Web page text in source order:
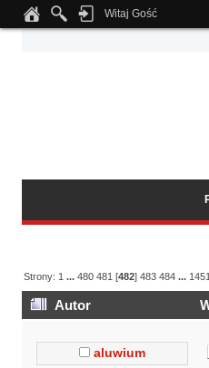
Notice: Undefined index:
Witaj Gość
Strony: 1 ...480 481 [482]483 484 ... 1451
Autor
aluwium